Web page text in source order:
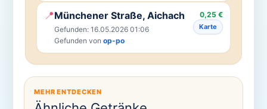
📍Münchener Straße, Aichach
Gefunden: 16.05.2026 01:06
Gefunden von op-po
0,25 €
Karte
MEHR ENTDECKEN